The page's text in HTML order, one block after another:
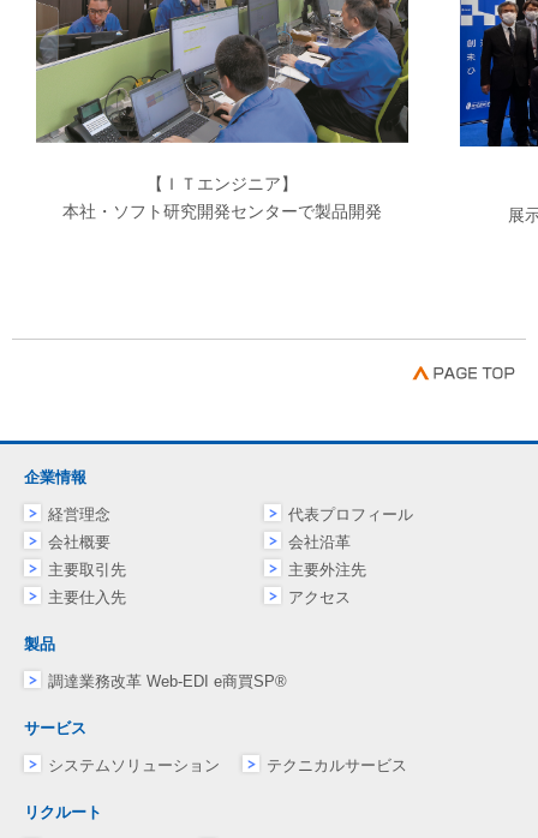
【ＩＴエンジニア】
本社・ソフト研究開発センターで製品開発
展
企業情報
経営理念
代表プロフィール
会社概要
会社沿革
主要取引先
主要外注先
主要仕入先
アクセス
製品
調達業務改革 Web-EDI e商買SP®
サービス
システムソリューション テクニカルサービス
リクルート